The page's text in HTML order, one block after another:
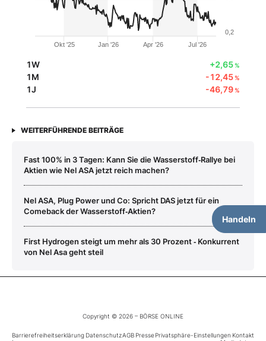
Handeln
Okt '25 Jan '26 Apr '26 Jul '26
0,2
1W +2,65%
1M -12,45%
1J -46,79%
WEITERFÜHRENDE BEITRÄGE
Fast 100% in 3 Tagen: Kann Sie die Wasserstoff‑Rallye bei
Aktien wie Nel ASA jetzt reich machen?
Nel ASA, Plug Power und Co: Spricht DAS jetzt für ein
Comeback der Wasserstoff‑Aktien?
First Hydrogen steigt um mehr als 30 Prozent ‑ Konkurrent
von Nel Asa geht steil
Copyright © 2026 – BÖRSE ONLINE
Barrierefreiheitserklärung DatenschutzAGB PressePrivatsphäre-Einstellungen Kontakt